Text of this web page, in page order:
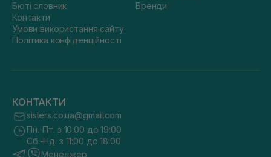
Бюті словник
Контакти
Умови використання сайту
Політика конфіденційності
Бренди
КОНТАКТИ
sisters.co.ua@gmail.com
Пн.-Пт. з 10:00 до 19:00
Сб.-Нд. з 11:00 до 18:00
Менеджер